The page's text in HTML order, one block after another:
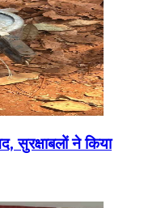
सुरक्षाबलों ने किया